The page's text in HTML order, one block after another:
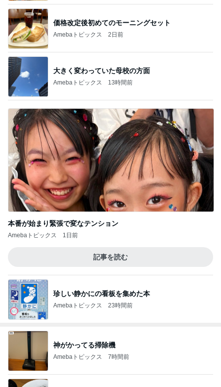
大きく変わっていた母校の方面
Amebaトピックス 13時間前
本番が始まり緊張で変なテンション
Amebaトピックス 1日前
記事を読む
Amebaトピックス 23時間前
神がかってる掃除機
Amebaトピックス 7時間前
虜になる濃厚煮干と岩のりご飯
Amebaトピックス 1日前